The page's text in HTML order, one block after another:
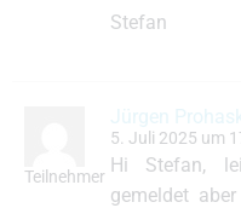
Stefan
Teilnehmer
Jürgen
5. Juli 2025 um
Hi Stefan,
gemeldet